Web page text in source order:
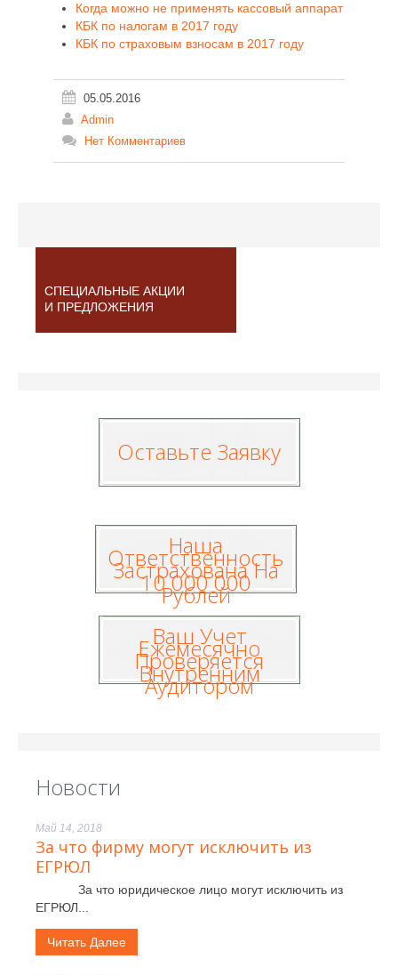
Когда можно не применять кассовый аппарат
КБК по налогам в 2017 году
КБК по страховым взносам в 2017 году
05.05.2016
Admin
Нет Комментариев
СПЕЦИАЛЬНЫЕ АКЦИИ
И ПРЕДЛОЖЕНИЯ
Оставьте Заявку
Наша
Ответственность
Застрахована На
10 000 000
Рублей
Ваш Учет
Ежемесячно
Проверяется
Внутренним
Аудитором
Новости
Май 14, 2018
За что фирму могут исключить из
ЕГРЮЛ
За что юридическое лицо могут исключить из
ЕГРЮЛ...
Читать Далее